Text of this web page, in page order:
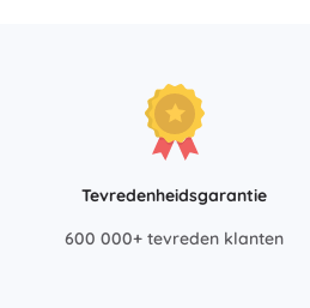
Tevredenheidsgarantie
600 000+ tevreden klanten